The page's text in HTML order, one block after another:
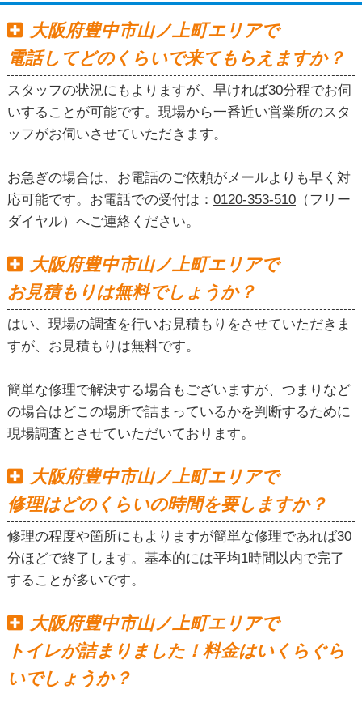
大阪府豊中市山ノ上町エリアで
電話してどのくらいで来てもらえますか？
スタッフの状況にもよりますが、早ければ30分程でお伺
いすることが可能です。現場から一番近い営業所のスタ
ッフがお伺いさせていただきます。
お急ぎの場合は、お電話のご依頼がメールよりも早く対
応可能です。お電話での受付は： 0120-353-510（フリー
ダイヤル）へご連絡ください。
大阪府豊中市山ノ上町エリアで
お見積もりは無料でしょうか？
はい、現場の調査を行いお見積もりをさせていただきま
すが、お見積もりは無料です。
簡単な修理で解決する場合もございますが、つまりなど
の場合はどこの場所で詰まっているかを判断するために
現場調査とさせていただいております。
大阪府豊中市山ノ上町エリアで
修理はどのくらいの時間を要しますか？
修理の程度や箇所にもよりますが簡単な修理であれば30
分ほどで終了します。基本的には平均1時間以内で完了
することが多いです。
大阪府豊中市山ノ上町エリアで
トイレが詰まりました！料金はいくらぐら
いでしょうか？